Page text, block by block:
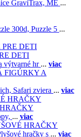
GraviTrax, ME ...
300d, Puzzle 5 ...
DETI
výtvarné hr ... viac
FIGÚRKY A
Safari zviera ... viac
... viac
HRAČKY
hračky s ... viac